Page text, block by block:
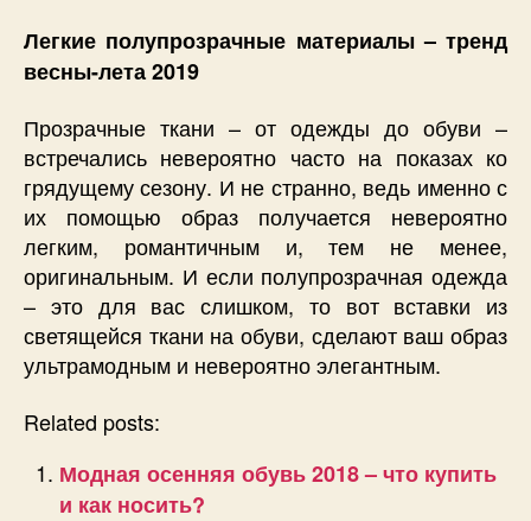
Легкие полупрозрачные материалы – тренд
весны-лета 2019
Прозрачные ткани – от одежды до обуви –
встречались невероятно часто на показах ко
грядущему сезону. И не странно, ведь именно с
их помощью образ получается невероятно
легким, романтичным и, тем не менее,
оригинальным. И если полупрозрачная одежда
– это для вас слишком, то вот вставки из
светящейся ткани на обуви, сделают ваш образ
ультрамодным и невероятно элегантным.
Related posts:
Модная осенняя обувь 2018 – что купить
и как носить?